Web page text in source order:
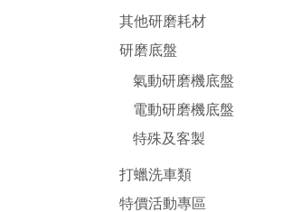
其他研磨耗材
研磨底盤
氣動研磨機底盤
電動研磨機底盤
特殊及客製
打蠟洗車類
特價活動專區